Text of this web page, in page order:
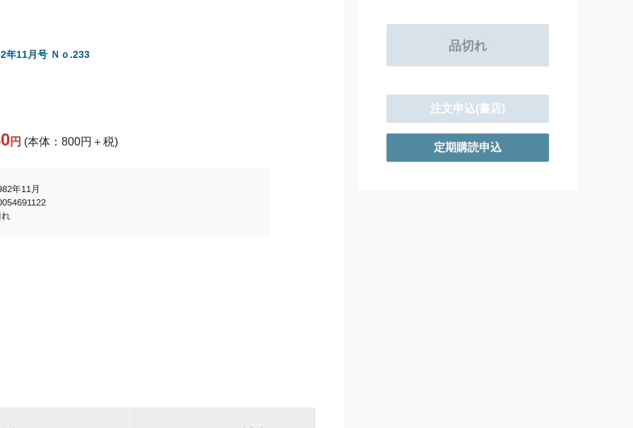
年11月号 Ｎｏ.233
円 (本体：800円＋税)
年11月
注文申込(書店)
定期購読申込